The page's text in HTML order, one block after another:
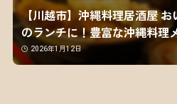
【川越市】沖縄料理居酒屋 お
のランチに！豊富な沖縄料理
2026年1月12日